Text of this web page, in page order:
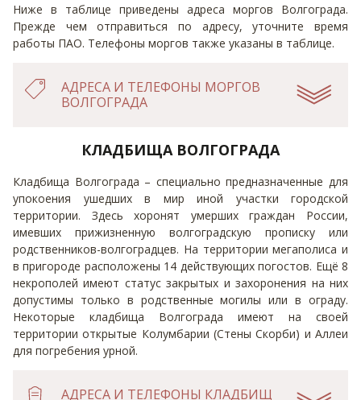
Ниже в таблице приведены адреса моргов Волгограда.
Прежде чем отправиться по адресу, уточните время
работы ПАО. Телефоны моргов также указаны в таблице.
АДРЕСА И ТЕЛЕФОНЫ МОРГОВ
ВОЛГОГРАДА
КЛАДБИЩА ВОЛГОГРАДА
Кладбища Волгограда – специально предназначенные для
упокоения ушедших в мир иной участки городской
территории. Здесь хоронят умерших граждан России,
имевших прижизненную волгоградскую прописку или
родственников-волгоградцев. На территории мегаполиса и
в пригороде расположены 14 действующих погостов. Ещё 8
некрополей имеют статус закрытых и захоронения на них
допустимы только в родственные могилы или в ограду.
Некоторые кладбища Волгограда имеют на своей
территории открытые Колумбарии (Стены Скорби) и Аллеи
для погребения урной.
АДРЕСА И ТЕЛЕФОНЫ КЛАДБИЩ